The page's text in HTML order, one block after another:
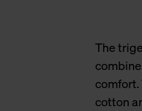
The
cotton